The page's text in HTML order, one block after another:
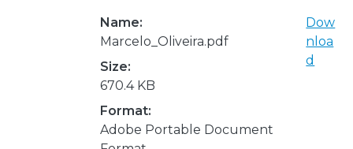
Name:
Marcelo_Oliveira.pdf
Size:
670.4 KB
Format:
Adobe Portable Document
Dow
nloa
d